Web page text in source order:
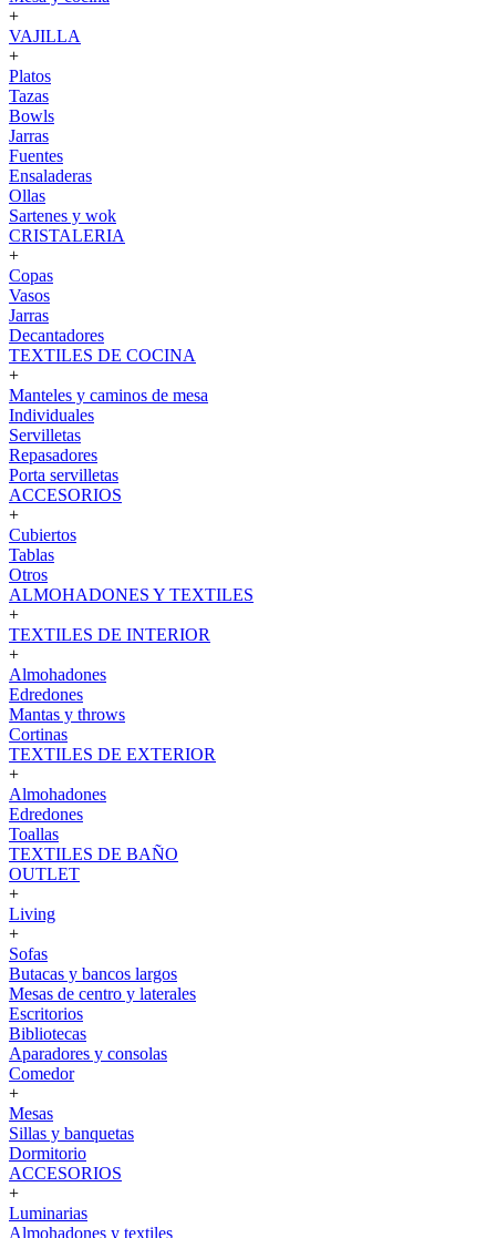
+
VAJILLA
+
Platos
Tazas
Bowls
Jarras
Fuentes
Ensaladeras
Ollas
Sartenes y wok
CRISTALERIA
+
Copas
Vasos
Jarras
Decantadores
TEXTILES DE COCINA
+
Manteles y caminos de mesa
Individuales
Servilletas
Repasadores
Porta servilletas
ACCESORIOS
+
Cubiertos
Tablas
Otros
ALMOHADONES Y TEXTILES
+
TEXTILES DE INTERIOR
+
Almohadones
Edredones
Mantas y throws
Cortinas
TEXTILES DE EXTERIOR
+
Almohadones
Edredones
Toallas
TEXTILES DE BAÑO
OUTLET
+
Living
+
Sofas
Butacas y bancos largos
Mesas de centro y laterales
Escritorios
Bibliotecas
Aparadores y consolas
Comedor
+
Mesas
Sillas y banquetas
Dormitorio
ACCESORIOS
+
Luminarias
Almohadones y textiles